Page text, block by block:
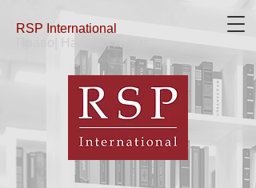
RSP International
Право| Налоги | Аудит